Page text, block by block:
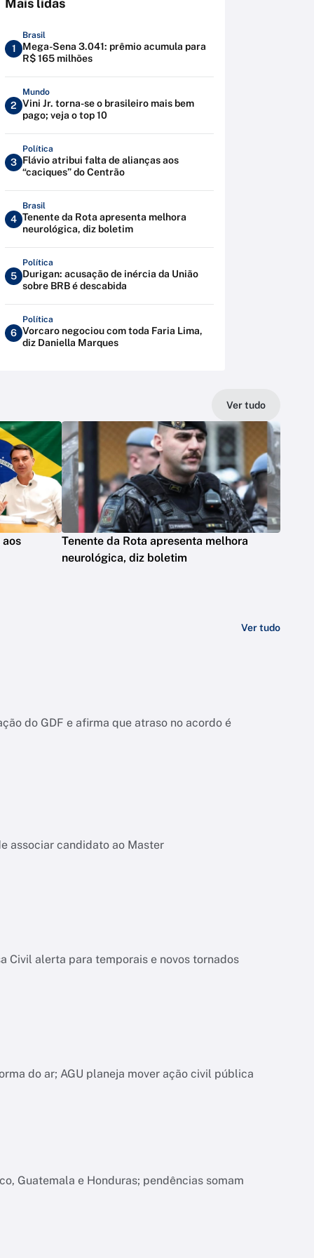
Mais lidas
1
Brasil
Mega-Sena 3.041: prêmio acumula para
R$ 165 milhões
2
Mundo
Vini Jr. torna-se o brasileiro mais bem
pago; veja o top 10
3
Política
Flávio atribui falta de alianças aos
“caciques” do Centrão
4
Brasil
Tenente da Rota apresenta melhora
neurológica, diz boletim
5
Política
Durigan: acusação de inércia da União
sobre BRB é descabida
6
Política
Vorcaro negociou com toda Faria Lima,
diz Daniella Marques
Ver tudo
Tenente da Rota apresenta melhora
neurológica, diz boletim
Ver tudo
do GDF e afirma que atraso no acordo é
associar candidato ao Master
Civil alerta para temporais e novos tornados
do ar; AGU planeja mover ação civil pública
Guatemala e Honduras; pendências somam